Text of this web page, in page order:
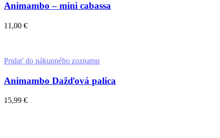
Animambo – mini cabassa
11,00 €
Pridať do nákupného zoznamu
Animambo Dažďová palica
15,99 €